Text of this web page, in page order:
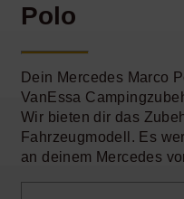
Polo
Dein Mercedes Marco
VanEssa
Wir bieten dir das
Fahrzeugmodell. Es
an deinem Mercedes